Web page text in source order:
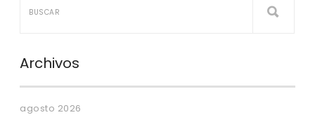
Archivos
agosto 2026